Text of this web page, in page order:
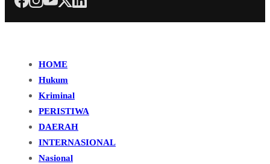
HOME
Hukum
Kriminal
PERISTIWA
DAERAH
INTERNASIONAL
Nasional